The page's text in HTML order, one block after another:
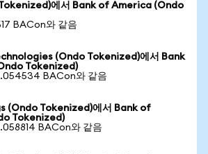
에서 Bank of America (Ondo
BACon와 같음
(Ondo Tokenized)에서 Bank
Tokenized)
BACon와 같음
(Ondo Tokenized)에서 Bank of
Tokenized)
BACon와 같음